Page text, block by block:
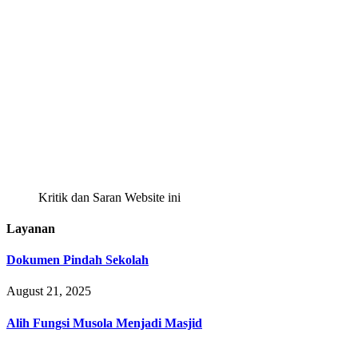
Kritik dan Saran Website ini
Layanan
Dokumen Pindah Sekolah
August 21, 2025
Alih Fungsi Musola Menjadi Masjid